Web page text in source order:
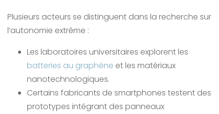
Plusieurs acteurs se distinguent dans la recherche sur
l’autonomie extrême :
Les laboratoires universitaires explorent les
batteries au graphène et les matériaux
nanotechnologiques.
Certains fabricants de smartphones testent des
prototypes intégrant des panneaux